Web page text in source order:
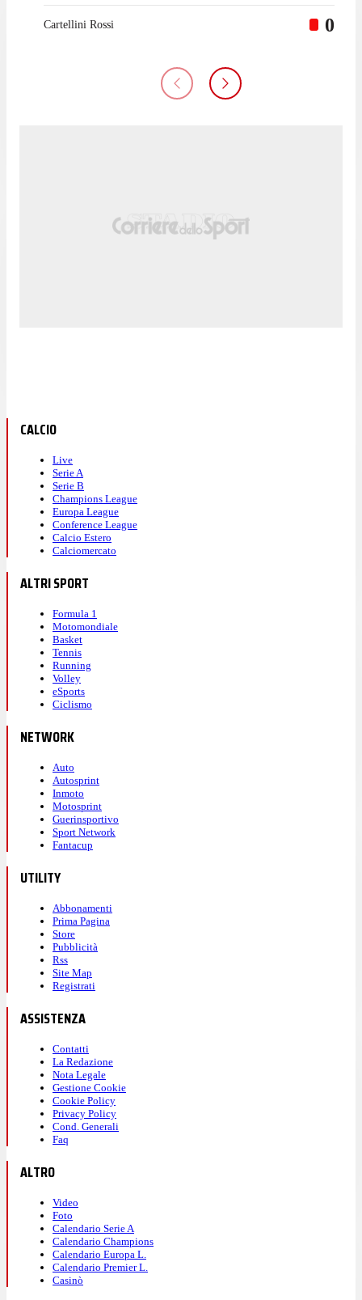
Cartellini Rossi 0
CALCIO
Live
Serie A
Serie B
Champions League
Europa League
Conference League
Calcio Estero
Calciomercato
ALTRI SPORT
Formula 1
Motomondiale
Basket
Tennis
Running
Volley
eSports
Ciclismo
NETWORK
Auto
Autosprint
Inmoto
Motosprint
Guerinsportivo
Sport Network
Fantacup
UTILITY
Abbonamenti
Prima Pagina
Store
Pubblicità
Rss
Site Map
Registrati
ASSISTENZA
Contatti
La Redazione
Nota Legale
Gestione Cookie
Cookie Policy
Privacy Policy
Cond. Generali
Faq
ALTRO
Video
Foto
Calendario Serie A
Calendario Champions
Calendario Europa L.
Calendario Premier L.
Casinò